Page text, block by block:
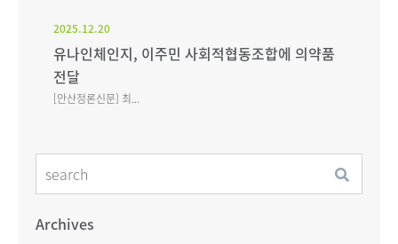
2025.12.20
유나인체인지, 이주민 사회적협동조합에 의약품
전달
[안산정론신문] 최...
Archives